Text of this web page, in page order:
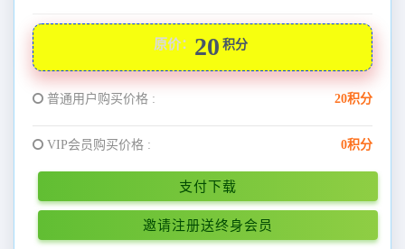
原价： 20 积分
普通用户购买价格 : 20积分
VIP会员购买价格 : 0积分
支付下载
邀请注册送终身会员